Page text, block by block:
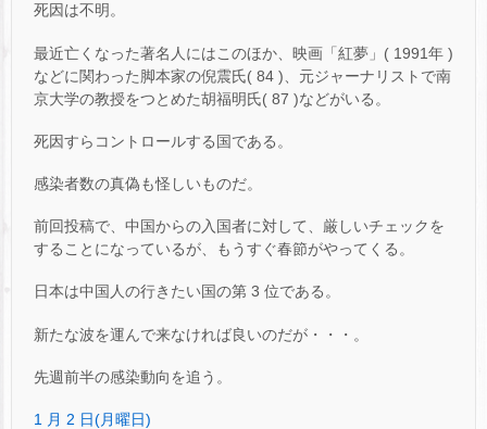
死因は不明。
最近亡くなった著名人にはこのほか、映画「紅夢」( 1991年 )
などに関わった脚本家の倪震氏( 84 )、元ジャーナリストで南
京大学の教授をつとめた胡福明氏( 87 )などがいる。
死因すらコントロールする国である。
感染者数の真偽も怪しいものだ。
前回投稿で、中国からの入国者に対して、厳しいチェックを
することになっているが、もうすぐ春節がやってくる。
日本は中国人の行きたい国の第 3 位である。
新たな波を運んで来なければ良いのだが・・・。
先週前半の感染動向を追う。
1 月 2 日(月曜日)